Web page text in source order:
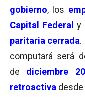
gobierno, los
Capital Federal y
paritaria cerrada.
computará será
de diciembre
retroactiva desde